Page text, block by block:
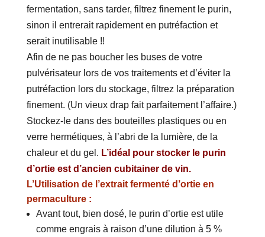
fermentation, sans tarder, filtrez finement le purin,
sinon il entrerait rapidement en putréfaction et
serait inutilisable !!
Afin de ne pas boucher les buses de votre
pulvérisateur lors de vos traitements et d’éviter la
putréfaction lors du stockage, filtrez la préparation
finement. (Un vieux drap fait parfaitement l’affaire.)
Stockez-le dans des bouteilles plastiques ou en
verre hermétiques, à l’abri de la lumière, de la
chaleur et du gel. L’idéal pour stocker le purin
d’ortie est d’ancien cubitainer de vin.
L’Utilisation de l’extrait fermenté d’ortie en
permaculture :
Avant tout, bien dosé, le purin d’ortie est utile
comme engrais à raison d’une dilution à 5 %